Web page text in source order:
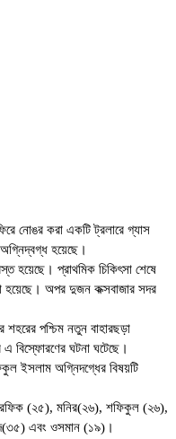
নোঙর করা একটি ট্রলারে গ্যাস
হয়েছে।
হয়েছে। প্রাথমিক চিকিৎসা শেষে
হয়েছে। অপর দুজন কক্সবাজার সদর
শহরের পশ্চিম নতুন বাহারছড়া
এ বিস্ফোরণের ঘটনা ঘটেছে।
ইসলাম অগ্নিদগ্ধের বিষয়টি
(২৫), মনির(২৬), শফিকুল (২৬),
এবং ওসমান (১৯)।